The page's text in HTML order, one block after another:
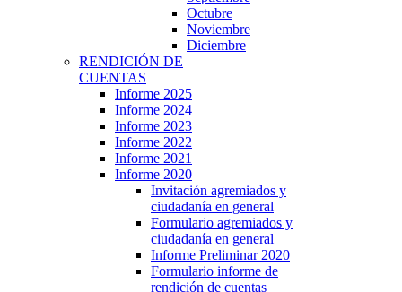
Octubre
Noviembre
Diciembre
RENDICIÓN DE
CUENTAS
Informe 2025
Informe 2024
Informe 2023
Informe 2022
Informe 2021
Informe 2020
Invitación agremiados y
ciudadanía en general
Formulario agremiados y
ciudadanía en general
Informe Preliminar 2020
Formulario informe de
rendición de cuentas